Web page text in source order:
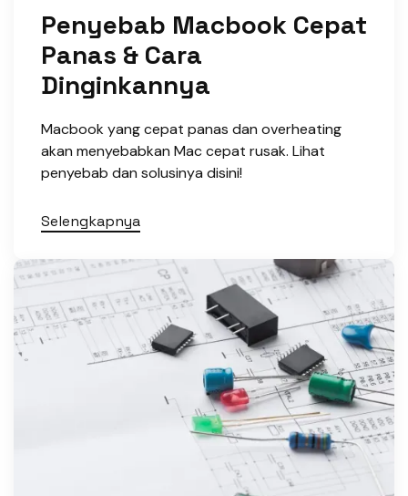
Penyebab Macbook Cepat
Panas & Cara
Dinginkannya
Macbook yang cepat panas dan overheating
akan menyebabkan Mac cepat rusak. Lihat
penyebab dan solusinya disini!
Selengkapnya